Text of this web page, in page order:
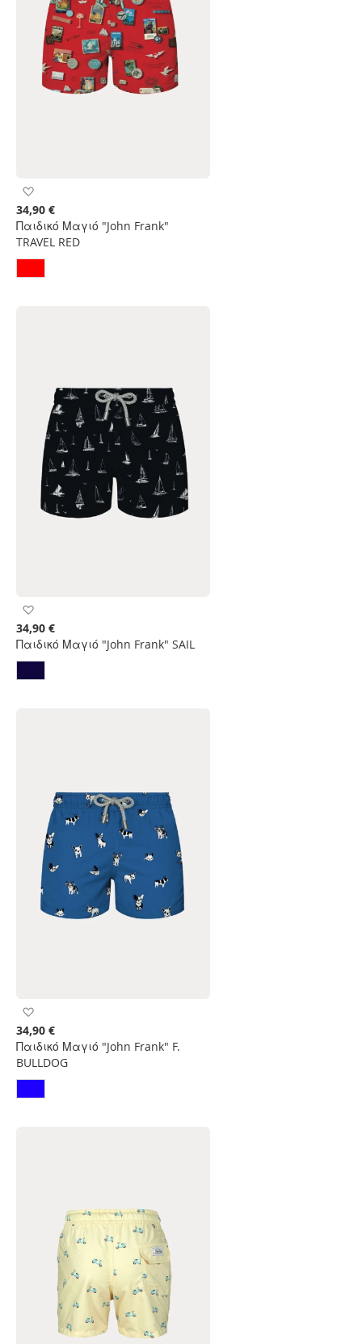
στη
Λίστα
Επιθυμιών
Παιδικό Μαγιό "John Frank"
TRAVEL RED
34,90 €
στη
Λίστα
Επιθυμιών
Παιδικό Μαγιό "John Frank" SAIL
34,90 €
στη
Λίστα
Επιθυμιών
Παιδικό Μαγιό "John Frank" F.
BULLDOG
34,90 €